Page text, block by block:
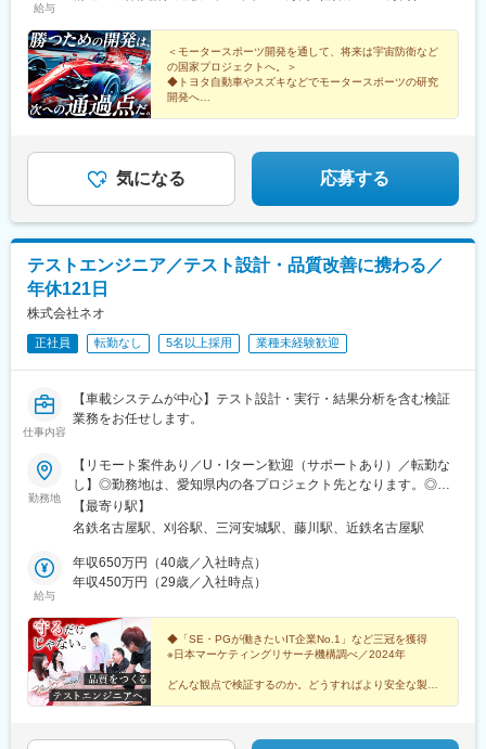
ット可の物件有★各勤務地受動喫煙対策あり★自動車通勤あり
（派遣先による）★リモートワーク・テレワーク・在宅勤務あり
（派遣先による）＜弊社事業所＞・名古屋テクニカルセンター
（本社）名古屋市中村区名駅南1-24-30 名古屋三井ビル本館12F・
豊田テクニカルセンター豊田市喜多町2-160 コモ・スクエア ウェ
クトタワー18F
給与
＜モータースポーツ開発を通して、将来は宇宙防衛など
の国家プロジェクトへ。＞
◆トヨタ自動車やスズキなどでモータースポーツの研究
開発へ
気になる 応募する
テストエンジニア／テスト設計・品質改善に携わる／
年休121日
株式会社ネオ
正社員 転勤なし 5名以上採用 業種未経験歓迎
仕事内容
【車載システムが中心】テスト設計・実行・結果分析を含む検証
業務をお任せします。
勤務地
【リモート案件あり／U・Iターン歓迎（サポートあり）／転勤な
し】◎勤務地は、愛知県内の各プロジェクト先となります。◎希
望勤務地はできる限り考慮します。■主な勤務地・名古屋市（各線
「名古屋駅」）・刈谷市（各線「刈谷駅」）・安城市（JR「三河
通勤や通勤バスの利用も可能です。＜U・Iターン支援制度＞・支
給時期：入社後1カ月以内・支給条件：東海地方以外から入社する
【最寄り駅】
名鉄名古屋駅、刈谷駅、三河安城駅、藤川駅、近鉄名古屋駅
給与
年収650万円（40歳／入社時点）
年収450万円（29歳／入社時点）
◆「SE・PGが働きたいIT企業No.1」など三冠を獲得
※日本マーケティングリサーチ機構調べ／2024年
どんな観点で検証するのか。どうすればより安全な製品